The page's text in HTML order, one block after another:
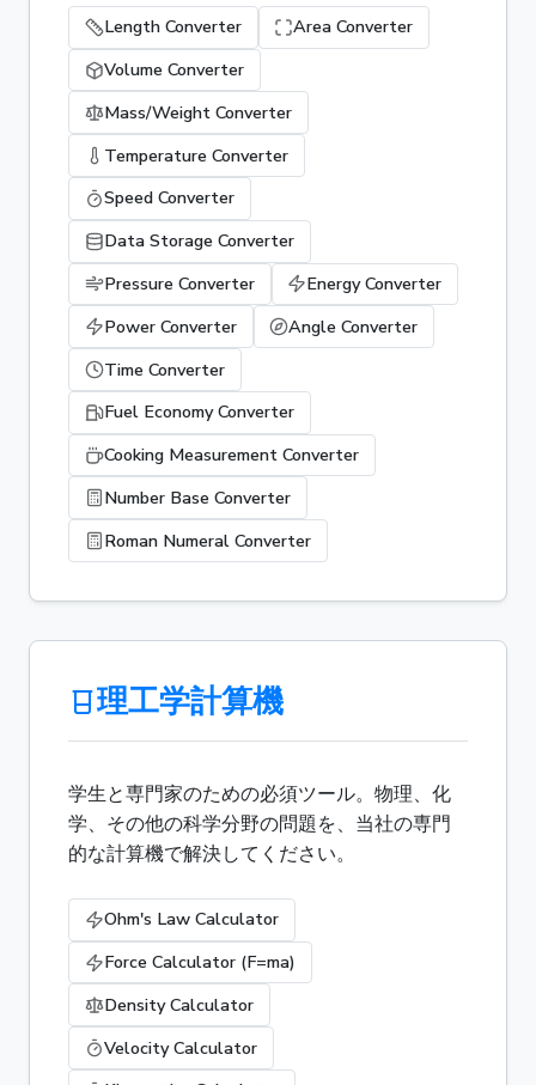
Length Converter
Area Converter
Volume Converter
Mass/Weight Converter
Temperature Converter
Speed Converter
Data Storage Converter
Pressure Converter
Energy Converter
Power Converter
Angle Converter
Time Converter
Fuel Economy Converter
Cooking Measurement Converter
Number Base Converter
Roman Numeral Converter
理工学計算機
学生と専門家のための必須ツール。物理、化
学、その他の科学分野の問題を、当社の専門
的な計算機で解決してください。
Ohm's Law Calculator
Force Calculator (F=ma)
Density Calculator
Velocity Calculator